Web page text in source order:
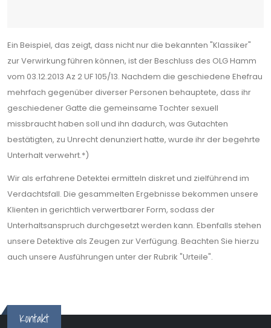
Ein Beispiel, das zeigt, dass nicht nur die bekannten "Klassiker"
zur Verwirkung führen können, ist der Beschluss des OLG Hamm
vom 03.12.2013 Az 2 UF 105/13. Nachdem die geschiedene Ehefrau
mehrfach gegenüber diverser Personen behauptete, dass ihr
geschiedener Gatte die gemeinsame Tochter sexuell
missbraucht haben soll und ihn dadurch, was Gutachten
bestätigten, zu Unrecht denunziert hatte, wurde ihr der begehrte
Unterhalt verwehrt.*)
Wir als erfahrene Detektei ermitteln diskret und zielführend im
Verdachtsfall. Die gesammelten Ergebnisse bekommen unsere
Klienten in gerichtlich verwertbarer Form, sodass der
Unterhaltsanspruch durchgesetzt werden kann. Ebenfalls stehen
unsere Detektive als Zeugen zur Verfügung. Beachten Sie hierzu
auch unsere Ausführungen unter der Rubrik "Urteile".
Kontakt